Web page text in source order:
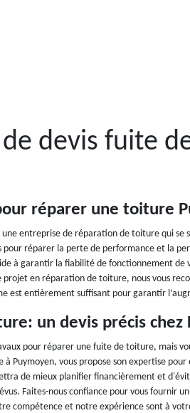
devis fuite
réparer une toiture
une entreprise de réparation de toiture qui se
pour réparer la perte de performance et la
à garantir la fiabilité de fonctionnement de
projet en réparation de toiture, nous vous
est entièrement suffisant pour garantir
un devis précis chez
pour réparer une fuite de toiture, mais
à Puymoyen, vous propose son expertise
de mieux planifier financièrement et
Faites-nous confiance pour vous fournir
compétence et notre expérience sont à